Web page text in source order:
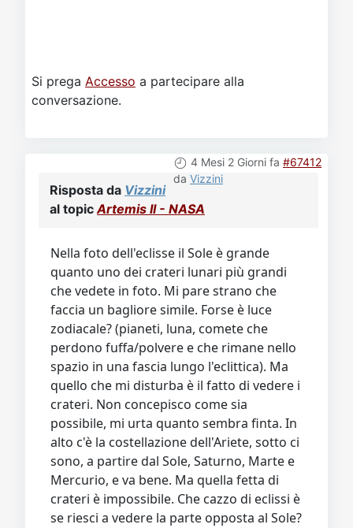
Si prega Accesso a partecipare alla
conversazione.
4 Mesi 2 Giorni fa #67412
da Vizzini
Risposta da Vizzini
al topicArtemis II - NASA
Nella foto dell'eclisse il Sole è grande
quanto uno dei crateri lunari più grandi
che vedete in foto. Mi pare strano che
faccia un bagliore simile. Forse è luce
zodiacale? (pianeti, luna, comete che
perdono fuffa/polvere e che rimane nello
spazio in una fascia lungo l'eclittica). Ma
quello che mi disturba è il fatto di vedere i
crateri. Non concepisco come sia
possibile, mi urta quanto sembra finta. In
alto c'è la costellazione dell'Ariete, sotto ci
sono, a partire dal Sole, Saturno, Marte e
Mercurio, e va bene. Ma quella fetta di
crateri è impossibile. Che cazzo di eclissi è
se riesci a vedere la parte opposta al Sole?